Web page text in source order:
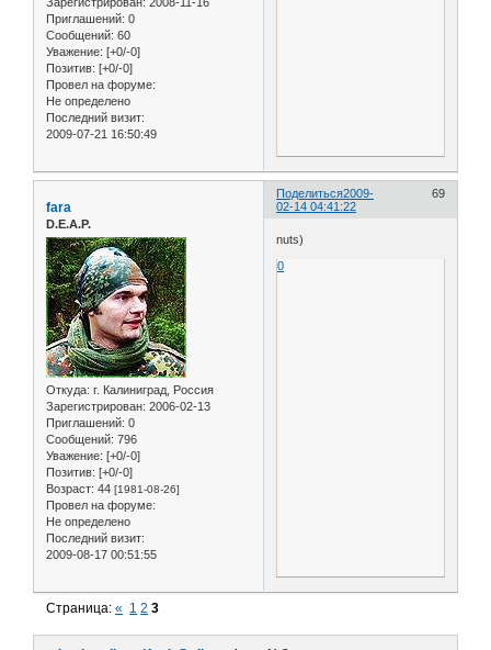
Приглашений: 0
Сообщений: 60
Уважение: [+0/-0]
Позитив: [+0/-0]
Провел на форуме:
Не определено
Последний визит:
2009-07-21 16:50:49
Поделиться 69
2009-
02-14 04:41:22
fara
D.E.A.P.
Откуда: г. Калиниград, Россия
Зарегистрирован: 2006-02-13
Приглашений: 0
Сообщений: 796
Уважение: [+0/-0]
Позитив: [+0/-0]
Возраст: 44 [1981-08-26]
Провел на форуме:
Не определено
Последний визит:
2009-08-17 00:51:55
nuts)
0
Страница:« 1 2 3